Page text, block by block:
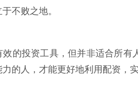
不败之地。
效的投资工具，但并非适合所有
的人，才能更好地利用配资，